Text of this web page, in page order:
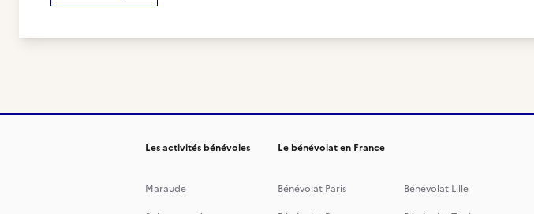
Les activités bénévoles
Maraude
Le bénévolat en France
Bénévolat Paris
Bénévolat Lille